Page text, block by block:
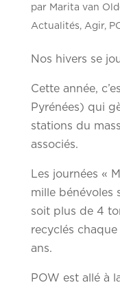
par Marita van
Actualités, Agir,
Nos hivers se
Cette année,
Pyrénées) qui
stations du
associés.
Les journées «
mille bénévoles
soit plus de 4
recyclés
ans.
POW est allé à